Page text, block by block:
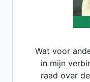
Wat voor
in mijn
raad over